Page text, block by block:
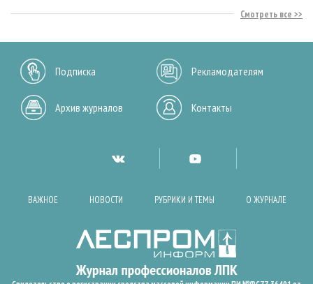
Смотреть все
Подписка Рекламодателям
Архив журналов Контакты
ВАЖНОЕ НОВОСТИ РУБРИКИ И ТЕМЫ О ЖУРНАЛЕ